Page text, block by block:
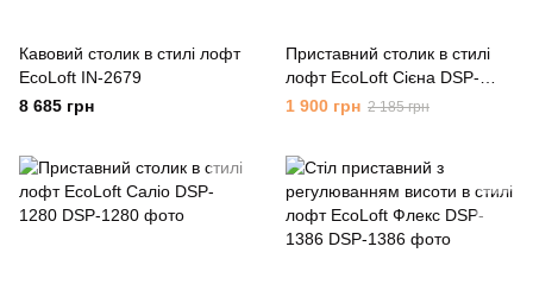
Кавовий столик в стилі лофт
EcoLoft IN-2679
8 685 грн
Приставний столик в стилі
лофт EcoLoft Сієна DSP-
1226
1 900 грн 2 185 грн